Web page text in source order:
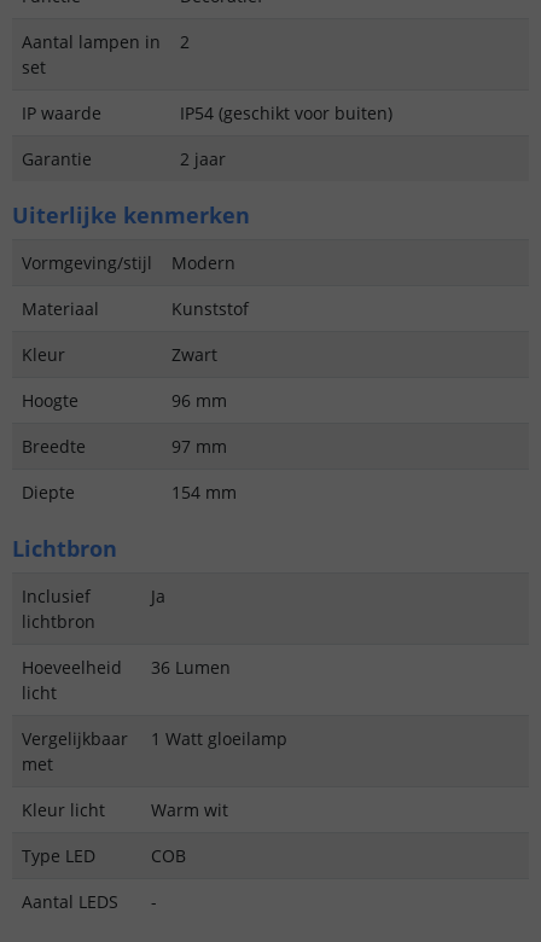
Aantal lampen in
set
2
IP waarde
IP54 (geschikt voor buiten)
Garantie
2 jaar
Uiterlijke kenmerken
Vormgeving/stijl
Modern
Materiaal
Kunststof
Kleur
Zwart
Hoogte
96 mm
Breedte
97 mm
Diepte
154 mm
Lichtbron
Inclusief
lichtbron
Ja
Hoeveelheid
licht
36 Lumen
Vergelijkbaar
met
1 Watt gloeilamp
Kleur licht
Warm wit
Type LED
COB
Aantal LEDS
-